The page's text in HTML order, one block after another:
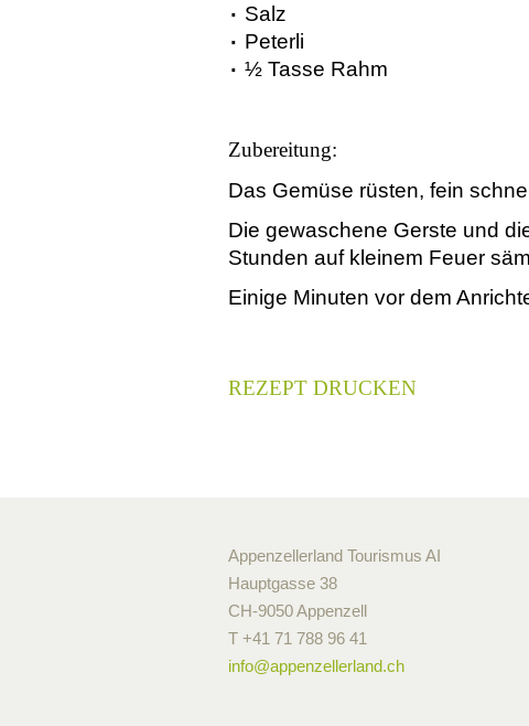
Salz
Peterli
½ Tasse Rahm
Zubereitung:
Das Gemüse rüsten, fein
Die gewaschene Gerste und
Stunden auf kleinem Feuer
Einige Minuten vor dem
REZEPT DRUCKEN
Appenzellerland Tourismus AI
Hauptgasse 38
CH-9050 Appenzell
T +41 71 788 96 41
info@appenzellerland.ch